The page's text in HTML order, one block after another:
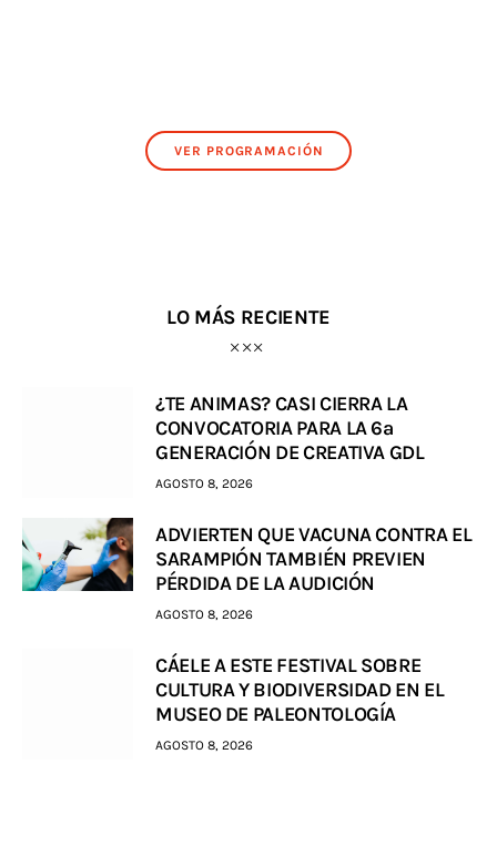
VER PROGRAMACIÓN
LO MÁS RECIENTE
¿TE ANIMAS? CASI CIERRA LA
CONVOCATORIA PARA LA 6a
GENERACIÓN DE CREATIVA GDL
AGOSTO 8, 2026
ADVIERTEN QUE VACUNA CONTRA EL
SARAMPIÓN TAMBIÉN PREVIEN
PÉRDIDA DE LA AUDICIÓN
AGOSTO 8, 2026
CÁELE A ESTE FESTIVAL SOBRE
CULTURA Y BIODIVERSIDAD EN EL
MUSEO DE PALEONTOLOGÍA
AGOSTO 8, 2026